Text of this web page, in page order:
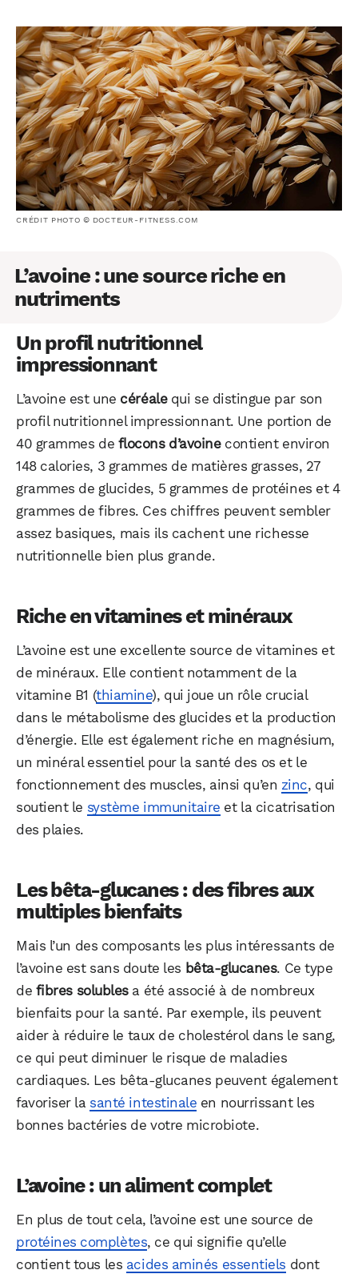
CRÉDIT PHOTO © DOCTEUR-FITNESS.COM
L’avoine : une source riche en
nutriments
Un profil nutritionnel
impressionnant
L’avoine est une céréalequi se distingue par son
profil nutritionnel impressionnant. Une portion de
40 grammes de flocons d’avoinecontient environ
148 calories, 3 grammes de matières grasses, 27
grammes de glucides, 5 grammes de protéines et 4
grammes de fibres. Ces chiffres peuvent sembler
assez basiques, mais ils cachent une richesse
nutritionnelle bien plus grande.
Riche en vitamines et minéraux
L’avoine est une excellente source de vitamines et
de minéraux. Elle contient notamment de la
vitamine B1 (thiamine), qui joue un rôle crucial
dans le métabolisme des glucides et la production
d’énergie. Elle est également riche en magnésium,
un minéral essentiel pour la santé des os et le
fonctionnement des muscles, ainsi qu’en zinc, qui
soutient le système immunitaire et la cicatrisation
des plaies.
Les bêta-glucanes : des fibres aux
multiples bienfaits
Mais l’un des composants les plus intéressants de
l’avoine est sans doute les bêta-glucanes. Ce type
de fibres solublesa été associé à de nombreux
bienfaits pour la santé. Par exemple, ils peuvent
aider à réduire le taux de cholestérol dans le sang,
ce qui peut diminuer le risque de maladies
cardiaques. Les bêta-glucanes peuvent également
favoriser la santé intestinale en nourrissant les
bonnes bactéries de votre microbiote.
L’avoine : un aliment complet
En plus de tout cela, l’avoine est une source de
protéines complètes, ce qui signifie qu’elle
contient tous les acides aminés essentiels dont